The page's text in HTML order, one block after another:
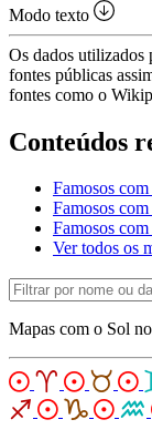
Modo texto
Os dados utilizados
fontes públicas
fontes como o
Conteúdos
Famosos
Famosos
Famosos
Ver todos os
Mapas com o Sol